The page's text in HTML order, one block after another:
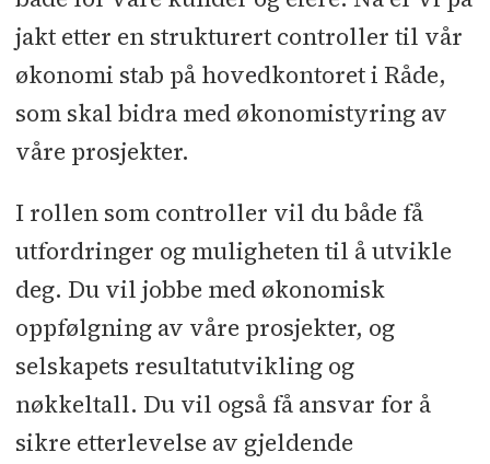
jakt etter en strukturert controller til vår
økonomi stab på hovedkontoret i Råde,
som skal bidra med økonomistyring av
våre prosjekter.
I rollen som controller vil du både få
utfordringer og muligheten til å utvikle
deg. Du vil jobbe med økonomisk
oppfølgning av våre prosjekter, og
selskapets resultatutvikling og
nøkkeltall. Du vil også få ansvar for å
sikre etterlevelse av gjeldende